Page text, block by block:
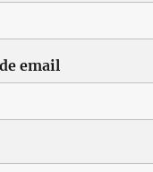
email